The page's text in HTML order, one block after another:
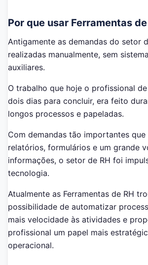
Por que usar Ferramentas de
Antigamente as demandas do setor
realizadas manualmente, sem
auxiliares.
O trabalho que hoje o profissional
dois dias para concluir, era feito
longos processos e papeladas.
Com demandas tão importantes que
relatórios, formulários e um grande
informações, o setor de RH foi
tecnologia.
Atualmente as Ferramentas de RH
possibilidade de automatizar
mais velocidade às atividades e
profissional um papel mais
operacional.